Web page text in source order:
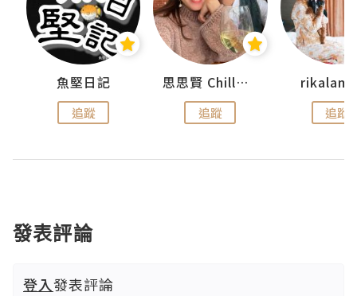
魚堅日記
追蹤
思思賢 ChillMyBabe
追蹤 追蹤
發表評論
登入發表評論